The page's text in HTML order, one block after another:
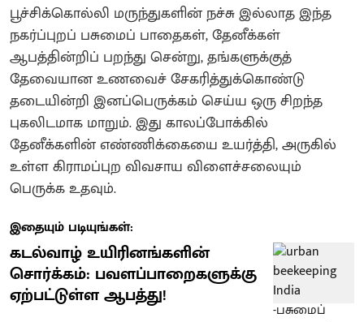
பூச்சிக்கொல்லி மருந்துகளின் நச்சு இல்லாத இந்த
நகர்ப்புறப் பசுமைப் பாதைகள், தேனீக்கள்
ஆபத்தின்றிப் பறந்து சென்று, தங்களுக்குத்
தேவையான உணவைச் சேகரித்துக்கொண்டு
தடையின்றி இனப்பெருக்கம் செய்ய ஒரு சிறந்த
புகலிடமாக மாறும். இது காலப்போக்கில்
தேனீக்களின் எண்ணிக்கையை உயர்த்தி, அருகில்
உள்ள கிராமப்புற விவசாய விளைச்சலையும்
பெருக்க உதவும்.
இதையும் படியுங்கள்:
கடல்வாழ் உயிரினங்களின்
சொர்க்கம்: பவளப்பாறைகளுக்கு
ஏற்பட்டுள்ள ஆபத்து!